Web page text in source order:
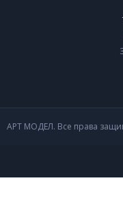
АРТ МОДЕЛ. Все права